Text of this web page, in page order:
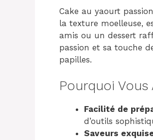
Cake au yaourt
la texture moelleuse,
amis ou un dessert
passion et sa touche
papilles.
Pourquoi
Facilité de
d’outils
Saveurs